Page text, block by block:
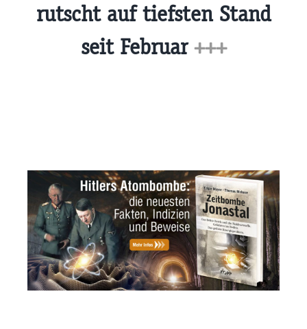
rutscht auf tiefsten Stand
seit Februar+++